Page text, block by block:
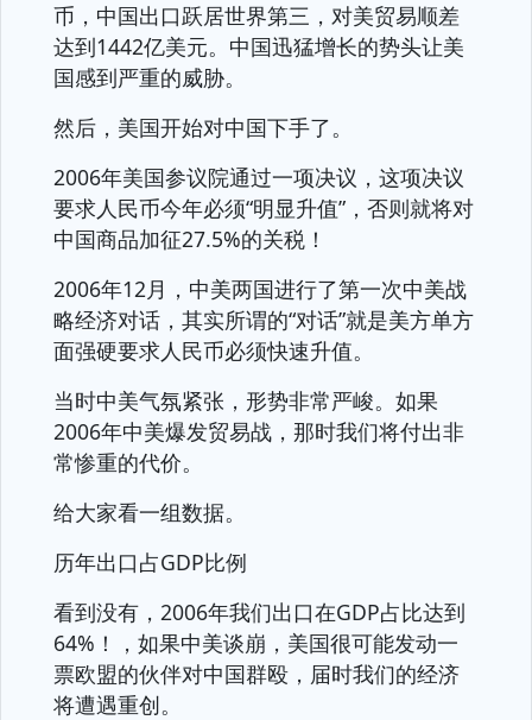
币，中国出口跃居世界第三，对美贸易顺差
达到1442亿美元。中国迅猛增长的势头让美
国感到严重的威胁。
然后，美国开始对中国下手了。
2006年美国参议院通过一项决议，这项决议
要求人民币今年必须“明显升值”，否则就将对
中国商品加征27.5%的关税！
2006年12月，中美两国进行了第一次中美战
略经济对话，其实所谓的“对话”就是美方单方
面强硬要求人民币必须快速升值。
当时中美气氛紧张，形势非常严峻。如果
2006年中美爆发贸易战，那时我们将付出非
常惨重的代价。
给大家看一组数据。
历年出口占GDP比例
看到没有，2006年我们出口在GDP占比达到
64%！，如果中美谈崩，美国很可能发动一
票欧盟的伙伴对中国群殴，届时我们的经济
将遭遇重创。